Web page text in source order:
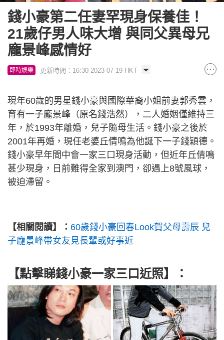
錢小豪第二任妻罕現身保養佳！
21歲仔男人味大增 與同父異母兄
龐景峰感情好
即時娛樂 更新時間：16:30 2023-07-19 HKT
現年60歲的男星錢小豪與國際華裔小姐前妻郭秀雲，
育有一子龐景峰（原名錢浩然），二人婚姻僅維持三
年，於1993年離婚，兒子隨母生活。錢小豪之後於
2001年再婚，現任老婆丘倩鳴為他誕下一子錢穎德。
錢小豪早年間中會一家三口現身活動，但近年丘倩鳴
甚少現身，日前難得全家到澳門，卻遇上8號風球，
被迫滯留。
【相關閱讀】： 60歲錢小豪回春Look賀父母壽辰 兒
子龐景峰帶女友見長輩或好事近
【點擊睇錢小豪一家三口近照】：